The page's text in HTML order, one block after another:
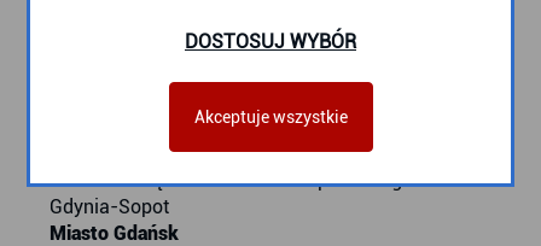
Miasto Gdańsk
Prezes Zarządu Obszaru Metropolitalnego Gdańsk-
Gdynia-Sopot
Miasto Gdańsk
DOSTOSUJ WYBÓR
Akceptuje wszystkie